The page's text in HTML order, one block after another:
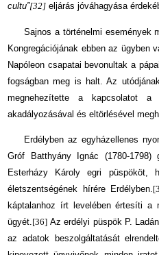
cultu”[32] eljárás jóváhagyása
Sajnos a történelmi események
Kongregációjának ebben az ügyben
Napóleon csapatai bevonultak a
fogságban meg is halt. Az
megnehezítette a kapcsolatot a
akadályozásával és eltörlésével
Erdélyben az egyházellenes
Gróf Batthyány Ignác (1780-
Esterházy Károly egri püspököt,
életszentségének hírére Erdélyben.
káptalanhoz írt levelében értesíti a
ügyét.[36] Az erdélyi püspök P.
az adatok beszolgáltatását